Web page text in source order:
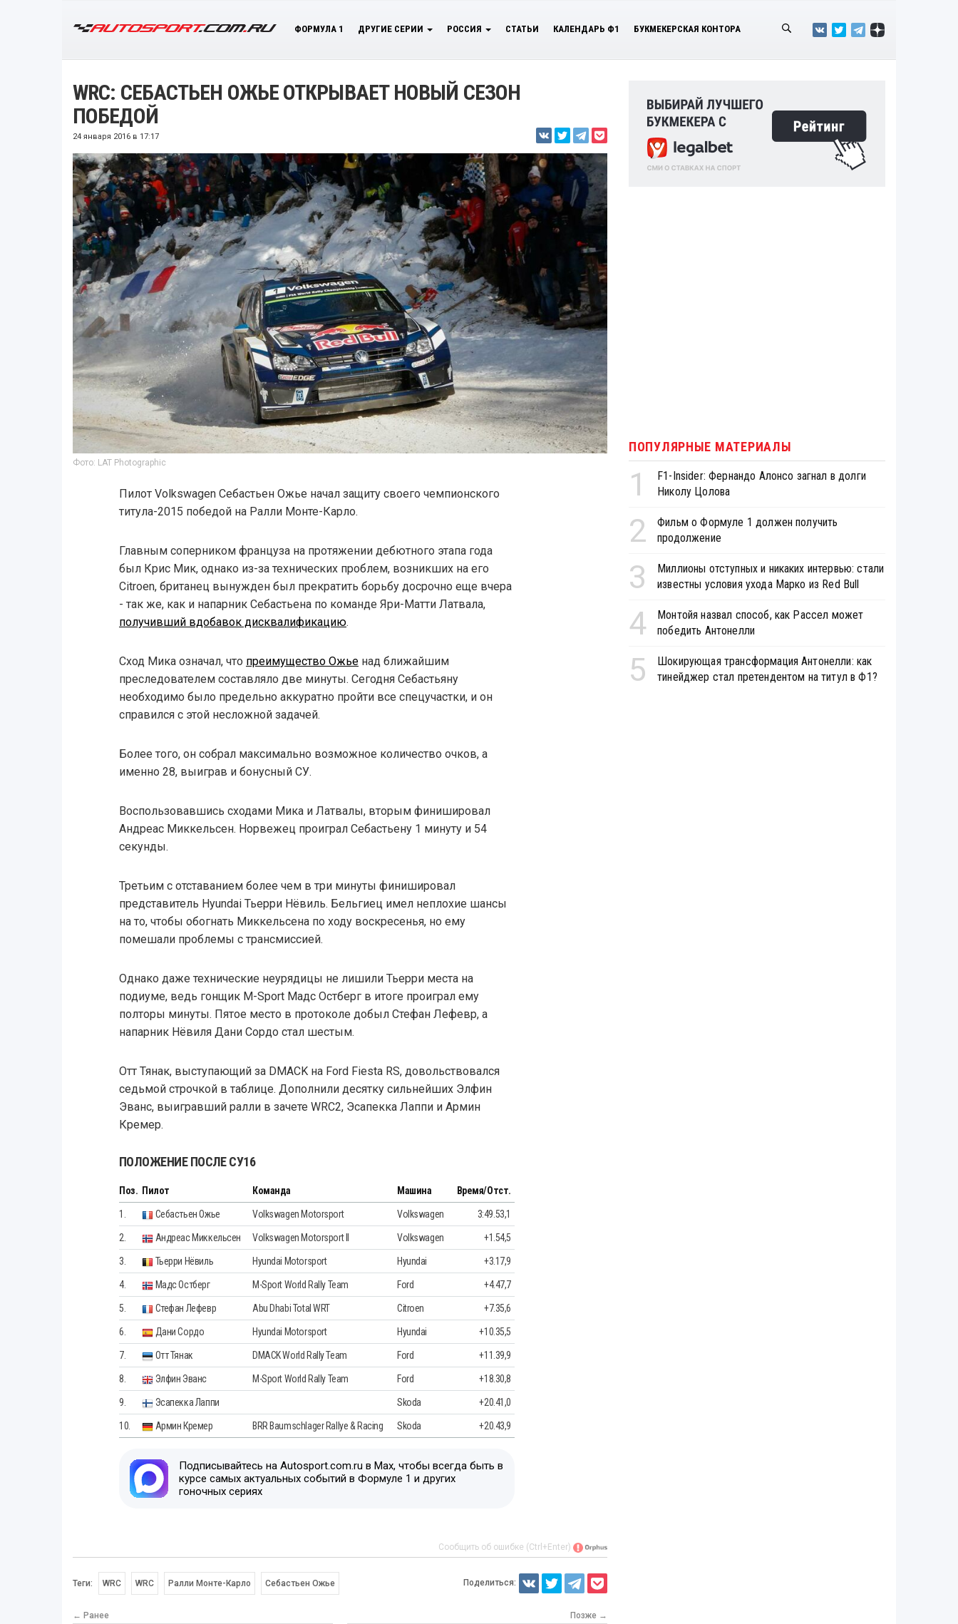
ФОРМУЛА 1 ДРУГИЕ СЕРИИ РОССИЯ СТАТЬИ КАЛЕНДАРЬ Ф1 БУКМЕКЕРСКАЯ КОНТОРА
WRC: СЕБАСТЬЕН ОЖЬЕ ОТКРЫВАЕТ НОВЫЙ СЕЗОН
ПОБЕДОЙ
24 января 2016 в 17:17
Фото: LAT Photographic
Пилот Volkswagen Себастьен Ожье начал защиту своего чемпионского
титула-2015 победой на Ралли Монте-Карло.
Главным соперником француза на протяжении дебютного этапа года
был Крис Мик, однако из-за технических проблем, возникших на его
Citroen, британец вынужден был прекратить борьбу досрочно еще вчера
- так же, как и напарник Себастьена по команде Яри-Матти Латвала,
получивший вдобавок дисквалификацию.
Сход Мика означал, что преимущество Ожьенад ближайшим
преследователем составляло две минуты. Сегодня Себастьяну
необходимо было предельно аккуратно пройти все спецучастки, и он
справился с этой несложной задачей.
Более того, он собрал максимально возможное количество очков, а
именно 28, выиграв и бонусный СУ.
Воспользовавшись сходами Мика и Латвалы, вторым финишировал
Андреас Миккельсен. Норвежец проиграл Себастьену 1 минуту и 54
секунды.
Третьим с отставанием более чем в три минуты финишировал
представитель Hyundai Тьерри Нёвиль. Бельгиец имел неплохие шансы
на то, чтобы обогнать Миккельсена по ходу воскресенья, но ему
помешали проблемы с трансмиссией.
Однако даже технические неурядицы не лишили Тьерри места на
подиуме, ведь гонщик M-Sport Мадс Остберг в итоге проиграл ему
полторы минуты. Пятое место в протоколе добыл Стефан Лефевр, а
напарник Нёвиля Дани Сордо стал шестым.
Отт Тянак, выступающий за DMACK на Ford Fiesta RS, довольствовался
седьмой строчкой в таблице. Дополнили десятку сильнейших Элфин
Эванс, выигравший ралли в зачете WRC2, Эсапекка Лаппи и Армин
Кремер.
ПОЛОЖЕНИЕ ПОСЛЕ СУ16
Поз. Пилот Команда Машина Время/Отст.
1. Себастьен Ожье Volkswagen Motorsport Volkswagen 3:49.53,1
2. Андреас Миккельсен Volkswagen Motorsport II Volkswagen +1.54,5
3. Тьерри Нёвиль Hyundai Motorsport Hyundai +3.17,9
4. Мадс Остберг M-Sport World Rally Team Ford +4.47,7
5. Стефан Лефевр Abu Dhabi Total WRT Citroen +7.35,6
6. Дани Сордо Hyundai Motorsport Hyundai +10.35,5
7. Отт Тянак DMACK World Rally Team Ford +11.39,9
8. Элфин Эванс M-Sport World Rally Team Ford +18.30,8
9. Эсапекка Лаппи Skoda +20.41,0
10. Армин Кремер BRR Baumschlager Rallye & Racing Skoda +20.43,9
Подписывайтесь на Autosport.com.ru в Max, чтобы всегда быть в
курсе самых актуальных событий в Формуле 1 и других
гоночных сериях
Сообщить об ошибке (Ctrl+Enter)
Теги: WRC WRC Ралли Монте-Карло Себастьен Ожье Поделиться:
← Ранее Позже →
ПОПУЛЯРНЫЕ МАТЕРИАЛЫ
1
F1-Insider: Фернандо Алонсо загнал в долги
Николу Цолова
2
Фильм о Формуле 1 должен получить
продолжение
3
Миллионы отступных и никаких интервью: стали
известны условия ухода Марко из Red Bull
4
Монтойя назвал способ, как Рассел может
победить Антонелли
5
Шокирующая трансформация Антонелли: как
тинейджер стал претендентом на титул в Ф1?